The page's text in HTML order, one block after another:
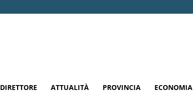
ATTUALITÀ PROVINCIA ECONOMIA